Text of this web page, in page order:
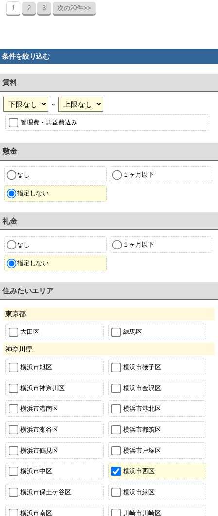
1 2 3 次の20件>>
条件を絞り込む
賃料
～
管理費・共益費込み
敷金
なし １ヶ月以下
指定しない
礼金
なし １ヶ月以下
指定しない
住みたいエリア
東京都
大田区 練馬区
神奈川県
横浜市旭区 横浜市磯子区
横浜市神奈川区 横浜市金沢区
横浜市港南区 横浜市港北区
横浜市瀬谷区 横浜市都筑区
横浜市鶴見区 横浜市戸塚区
横浜市中区 横浜市西区
横浜市保土ケ谷区 横浜市緑区
横浜市南区 川崎市川崎区